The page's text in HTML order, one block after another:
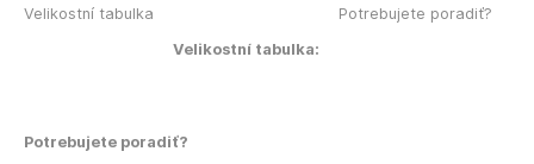
Velikostní tabulka
Velikostní tabulka:
Potrebujete poradiť?
Potrebujete poradiť?